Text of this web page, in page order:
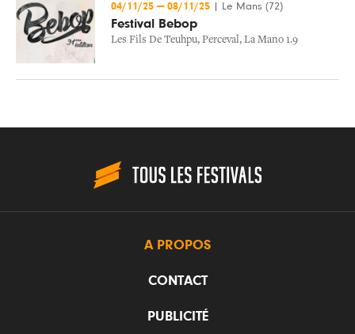
04/11/25 — 08/11/25 Le Mans (72)
Festival Bebop
Les Fils De Teuhpu, Perceval, La Mano 1.9
A PROPOS
CONTACT
PUBLICITÉ